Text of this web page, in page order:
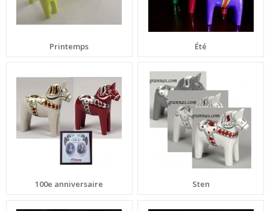
Printemps Été
100e anniversaire Sten